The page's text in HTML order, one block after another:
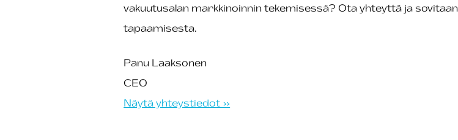
vakuutusalan markkinoinnin tekemisessä? Ota yhteyttä ja sovitaan
tapaamisesta.
Panu Laaksonen
CEO
Näytä yhteystiedot »